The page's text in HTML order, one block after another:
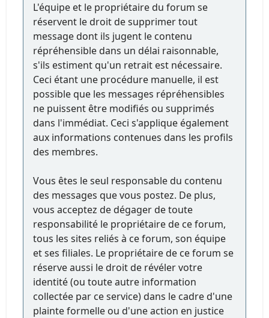
L'équipe et le propriétaire du forum se
réservent le droit de supprimer tout
message dont ils jugent le contenu
répréhensible dans un délai raisonnable,
s'ils estiment qu'un retrait est nécessaire.
Ceci étant une procédure manuelle, il est
possible que les messages répréhensibles
ne puissent être modifiés ou supprimés
dans l'immédiat. Ceci s'applique également
aux informations contenues dans les profils
des membres.
Vous êtes le seul responsable du contenu
des messages que vous postez. De plus,
vous acceptez de dégager de toute
responsabilité le propriétaire de ce forum,
tous les sites reliés à ce forum, son équipe
et ses filiales. Le propriétaire de ce forum se
réserve aussi le droit de révéler votre
identité (ou toute autre information
collectée par ce service) dans le cadre d'une
plainte formelle ou d'une action en justice